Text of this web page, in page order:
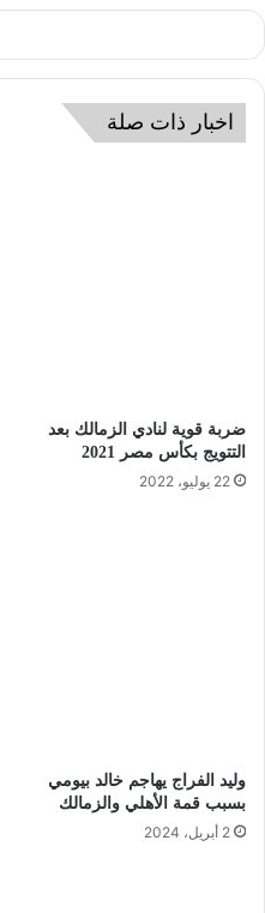
اخبار ذات صلة
ضربة قوية لنادي الزمالك بعد
التتويج بكأس مصر 2021
22 يوليو، 2022
وليد الفراج يهاجم خالد بيومي
بسبب قمة الأهلي والزمالك
2 أبريل، 2024